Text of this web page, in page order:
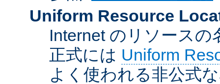
Uniform Resource
Internet のリソース
正式には Uniform
よく使われる非公式